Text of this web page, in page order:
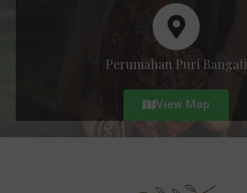
Perumahan Puri Bangati
View Map